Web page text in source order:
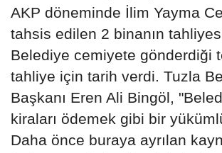
AKP döneminde İlim Yayma
tahsis edilen 2 binanın
Belediye cemiyete gönderdiği
tahliye için tarih verdi. Tuzla
Başkanı Eren Ali Bingöl,
kiraları ödemek gibi bir
Daha önce buraya ayrılan